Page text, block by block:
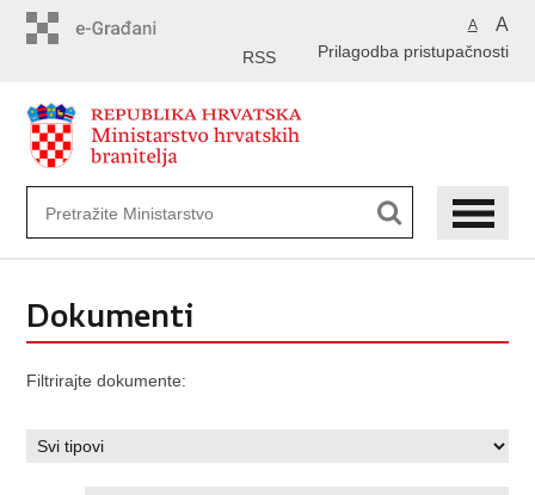
A A
Prilagodba pristupačnosti
RSS
Dokumenti
Filtrirajte dokumente: